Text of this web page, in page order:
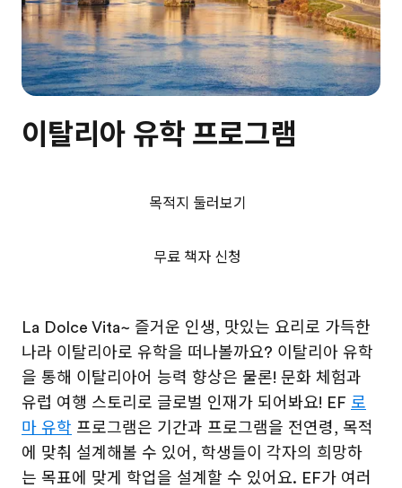
글로벌 인재 채용
이탈리아 유학 프로그램
La Dolce Vita~ 즐거운 인생, 맛있는 요리로 가득한
나라 이탈리아로 유학을 떠나볼까요? 이탈리아 유학
을 통해 이탈리아어 능력 향상은 물론! 문화 체험과
유럽 여행 스토리로 글로벌 인재가 되어봐요! EF 로
마 유학 프로그램은 기간과 프로그램을 전연령, 목적
에 맞춰 설계해볼 수 있어, 학생들이 각자의 희망하
는 목표에 맞게 학업을 설계할 수 있어요. EF가 여러
목적지 둘러보기
무료 책자 신청